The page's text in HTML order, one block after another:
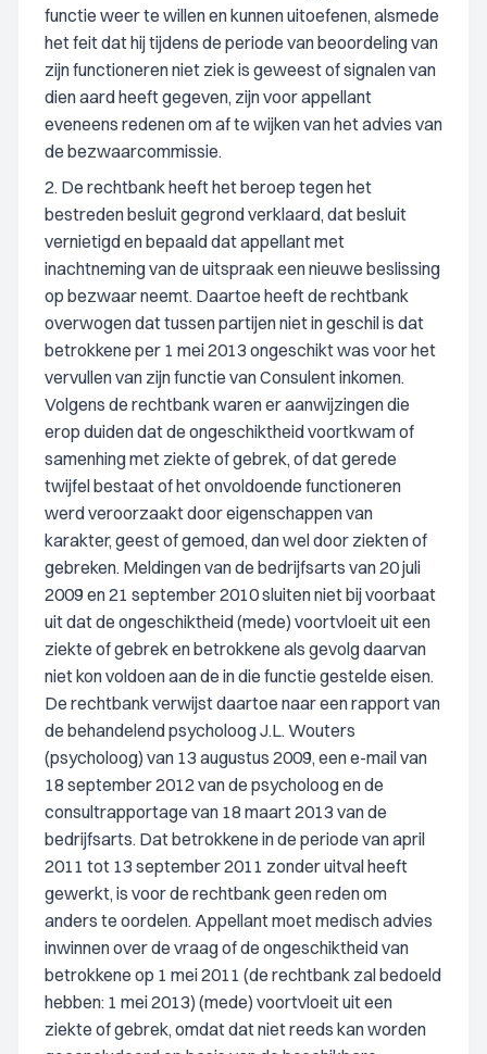
functie weer te willen en kunnen uitoefenen, alsmede
het feit dat hij tijdens de periode van beoordeling van
zijn functioneren niet ziek is geweest of signalen van
dien aard heeft gegeven, zijn voor appellant
eveneens redenen om af te wijken van het advies van
de bezwaarcommissie.
2. De rechtbank heeft het beroep tegen het
bestreden besluit gegrond verklaard, dat besluit
vernietigd en bepaald dat appellant met
inachtneming van de uitspraak een nieuwe beslissing
op bezwaar neemt. Daartoe heeft de rechtbank
overwogen dat tussen partijen niet in geschil is dat
betrokkene per 1 mei 2013 ongeschikt was voor het
vervullen van zijn functie van Consulent inkomen.
Volgens de rechtbank waren er aanwijzingen die
erop duiden dat de ongeschiktheid voortkwam of
samenhing met ziekte of gebrek, of dat gerede
twijfel bestaat of het onvoldoende functioneren
werd veroorzaakt door eigenschappen van
karakter, geest of gemoed, dan wel door ziekten of
gebreken. Meldingen van de bedrijfsarts van 20 juli
2009 en 21 september 2010 sluiten niet bij voorbaat
uit dat de ongeschiktheid (mede) voortvloeit uit een
ziekte of gebrek en betrokkene als gevolg daarvan
niet kon voldoen aan de in die functie gestelde eisen.
De rechtbank verwijst daartoe naar een rapport van
de behandelend psycholoog J.L. Wouters
(psycholoog) van 13 augustus 2009, een e-mail van
18 september 2012 van de psycholoog en de
consultrapportage van 18 maart 2013 van de
bedrijfsarts. Dat betrokkene in de periode van april
2011 tot 13 september 2011 zonder uitval heeft
gewerkt, is voor de rechtbank geen reden om
anders te oordelen. Appellant moet medisch advies
inwinnen over de vraag of de ongeschiktheid van
betrokkene op 1 mei 2011 (de rechtbank zal bedoeld
hebben: 1 mei 2013) (mede) voortvloeit uit een
ziekte of gebrek, omdat dat niet reeds kan worden